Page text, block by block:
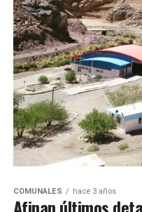
COMUNALES hace 3 años